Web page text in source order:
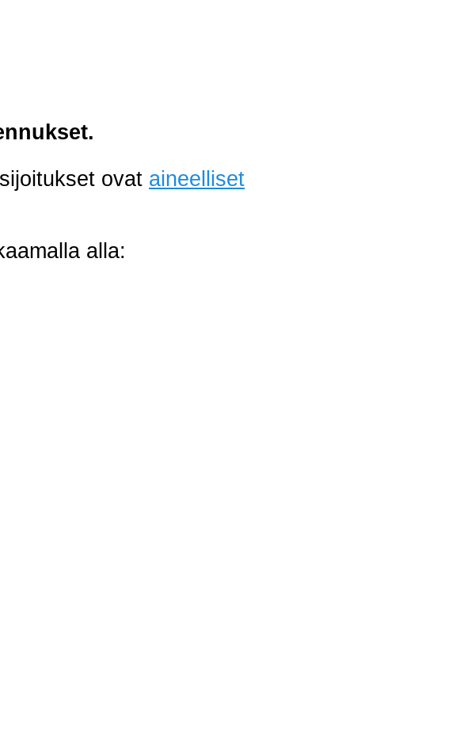
ovat aineelliset
alla: